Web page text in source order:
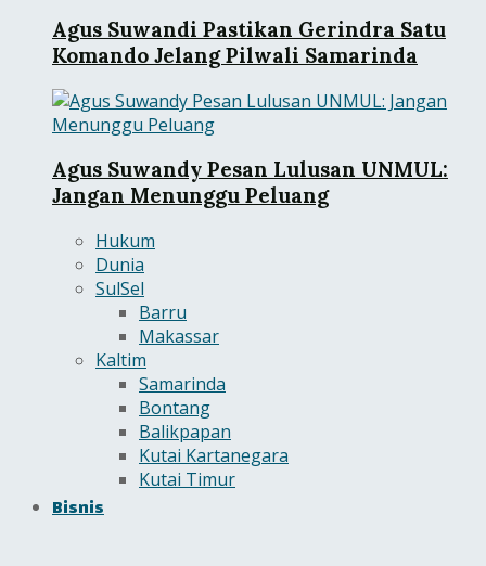
Agus Suwandi Pastikan Gerindra Satu
Komando Jelang Pilwali Samarinda
Agus Suwandy Pesan Lulusan UNMUL:
Jangan Menunggu Peluang
Hukum
Dunia
SulSel
Barru
Makassar
Kaltim
Samarinda
Bontang
Balikpapan
Kutai Kartanegara
Kutai Timur
Bisnis